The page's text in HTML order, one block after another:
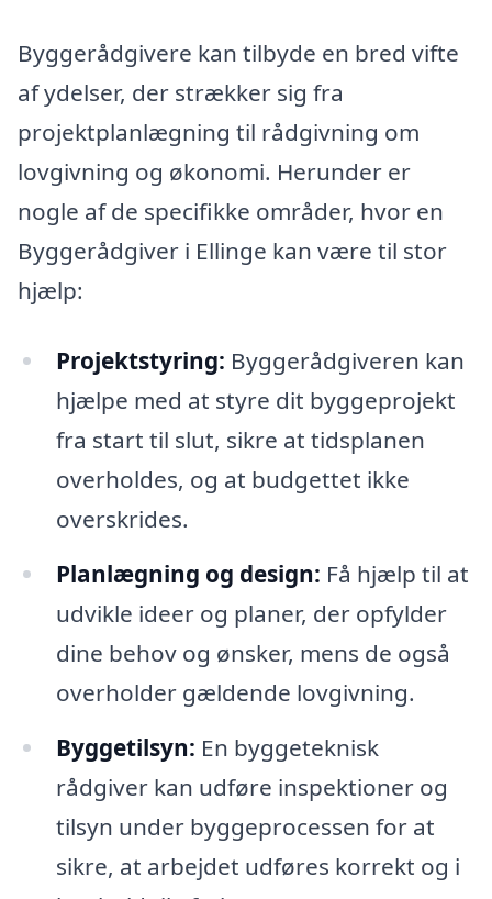
Byggerådgivere kan tilbyde en bred vifte
af ydelser, der strækker sig fra
projektplanlægning til rådgivning om
lovgivning og økonomi. Herunder er
nogle af de specifikke områder, hvor en
Byggerådgiver i Ellinge kan være til stor
hjælp:
Projektstyring: Byggerådgiveren kan
hjælpe med at styre dit byggeprojekt
fra start til slut, sikre at tidsplanen
overholdes, og at budgettet ikke
overskrides.
Planlægning og design: Få hjælp til at
udvikle ideer og planer, der opfylder
dine behov og ønsker, mens de også
overholder gældende lovgivning.
Byggetilsyn: En byggeteknisk
rådgiver kan udføre inspektioner og
tilsyn under byggeprocessen for at
sikre, at arbejdet udføres korrekt og i